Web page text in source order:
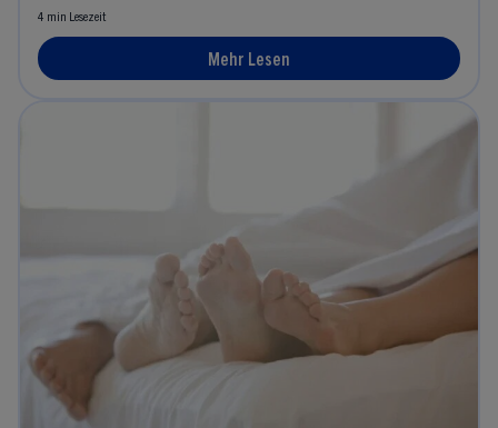
4 min Lesezeit
Mehr Lesen